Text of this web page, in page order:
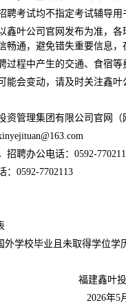
聘考试均不指定考试辅导
鑫叶公司官网发布为准，
畅通，避免错失重要信息
过程中产生的交通、食宿
能会变动，请及时关注鑫叶
资管理集团有限公司官网（
招聘办公电话：0592-
：0592-7702113
学校毕业且未取得学位学
资管理集
5月22